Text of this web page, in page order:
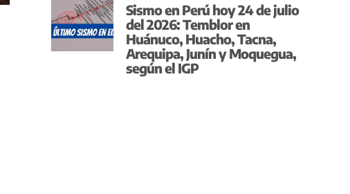
Sismo en Perú hoy 24 de julio
del 2026: Temblor en
Huánuco, Huacho, Tacna,
Arequipa, Junín y Moquegua,
según el IGP